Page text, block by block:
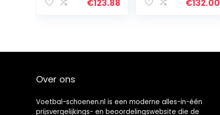
€123.88
€132.00
Over ons
Voetbal-schoenen.nl is een moderne alles-in-één
prijsvergelijkings- en beoordelingswebsite die de